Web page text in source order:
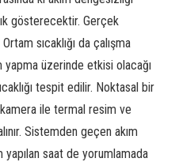
gösterecektir. Gerçek
sıcaklığı da çalışma
yapma üzerinde etkisi olacağı
tespit edilir. Noktasal bir
ile termal resim ve
Sistemden geçen akım
saat de yorumlamada
ölçüm, muayene ve
tipi muayene kuruluşudur.